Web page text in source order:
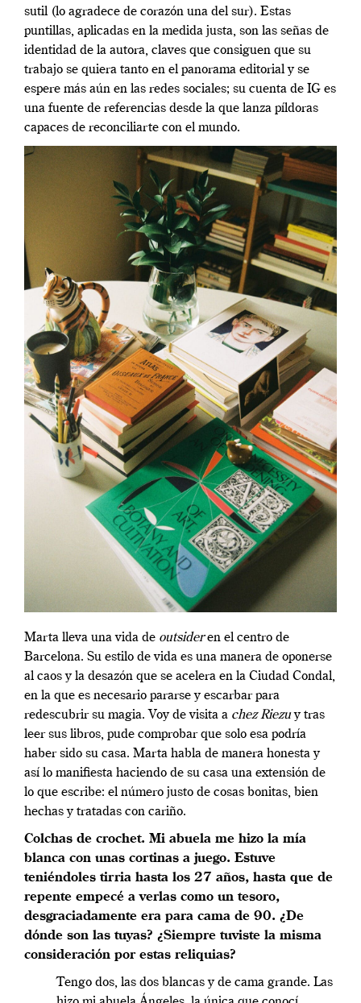
sutil (lo agradece de corazón una del sur). Estas
puntillas, aplicadas en la medida justa, son las señas de
identidad de la autora, claves que consiguen que su
trabajo se quiera tanto en el panorama editorial y se
espere más aún en las redes sociales; su cuenta de IG es
una fuente de referencias desde la que lanza píldoras
capaces de reconciliarte con el mundo.
Marta lleva una vida de outsideren el centro de
Barcelona. Su estilo de vida es una manera de oponerse
al caos y la desazón que se acelera en la Ciudad Condal,
en la que es necesario pararse y escarbar para
redescubrir su magia. Voy de visita a chez Riezuy tras
leer sus libros, pude comprobar que solo esa podría
haber sido su casa. Marta habla de manera honesta y
así lo manifiesta haciendo de su casa una extensión de
lo que escribe: el número justo de cosas bonitas, bien
hechas y tratadas con cariño.
Colchas de crochet. Mi abuela me hizo la mía
blanca con unas cortinas a juego. Estuve
teniéndoles tirria hasta los 27 años, hasta que de
repente empecé a verlas como un tesoro,
desgraciadamente era para cama de 90. ¿De
dónde son las tuyas? ¿Siempre tuviste la misma
consideración por estas reliquias?
Tengo dos, las dos blancas y de cama grande. Las